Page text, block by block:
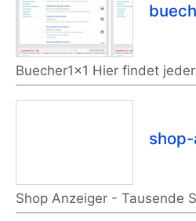
Buecher1x1 Hier findet
Shop Anzeiger - Tausende